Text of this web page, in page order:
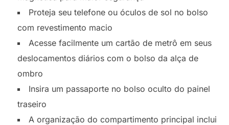
Proteja seu telefone ou óculos de sol no bolso
com revestimento macio
Acesse facilmente um cartão de metrô em seus
deslocamentos diários com o bolso da alça de
ombro
Insira um passaporte no bolso oculto do painel
traseiro
A organização do compartimento principal inclui